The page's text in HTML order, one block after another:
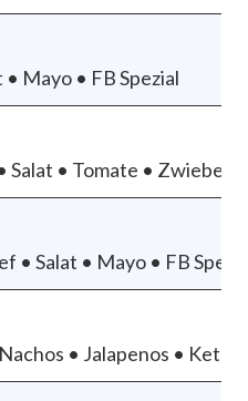
Mayo • FB Spezial
Salat • Tomate • Zwiebel
• Salat • Mayo • FB
• Jalapenos •